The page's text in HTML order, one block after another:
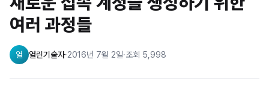
여러 과정들
열 열린기술자·2016년 7월 2일·조회 5,998